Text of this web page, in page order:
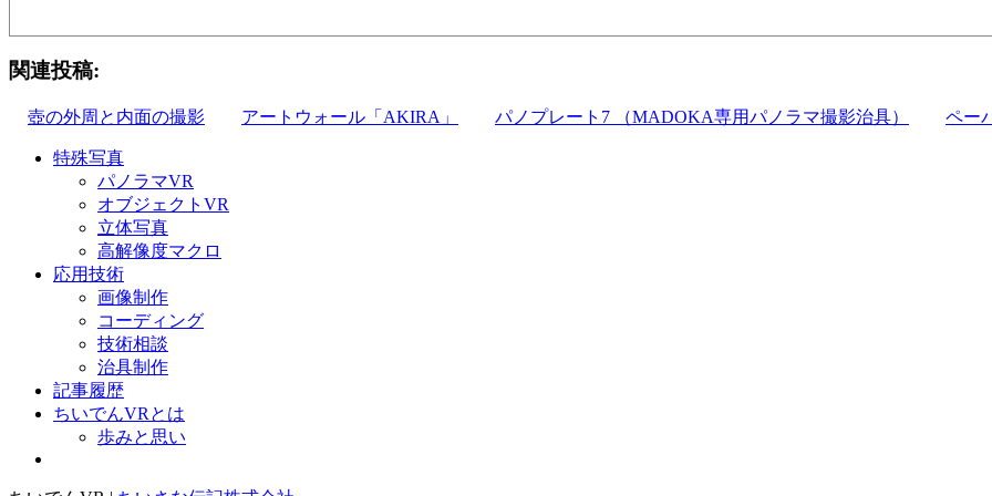
関連投稿:
壺の外周と内面の撮影 アートウォール「AKIRA」 パノプレート7 （MADOKA専用パノラマ撮影治具） ペー
特殊写真
パノラマVR
オブジェクトVR
立体写真
高解像度マクロ
応用技術
画像制作
コーディング
技術相談
治具制作
記事履歴
ちいでんVRとは
歩みと思い